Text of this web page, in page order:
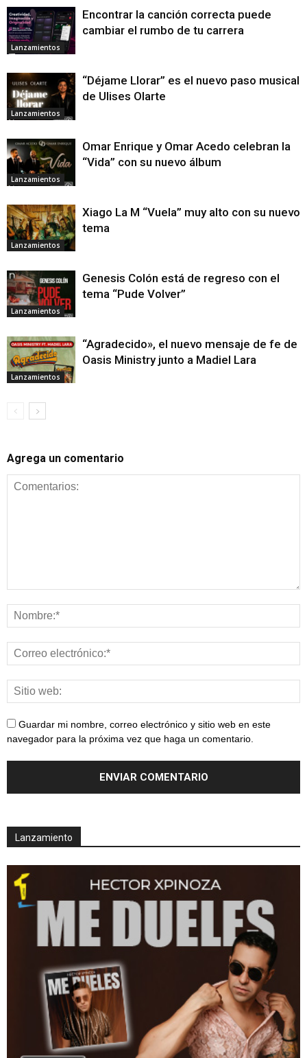
Lanzamientos
Encontrar la canción correcta puede
cambiar el rumbo de tu carrera
Lanzamientos
“Déjame Llorar” es el nuevo paso musical
de Ulises Olarte
Lanzamientos
Omar Enrique y Omar Acedo celebran la
“Vida” con su nuevo álbum
Lanzamientos
Xiago La M “Vuela” muy alto con su nuevo
tema
Lanzamientos
Genesis Colón está de regreso con el
tema “Pude Volver”
Lanzamientos
“Agradecido», el nuevo mensaje de fe de
Oasis Ministry junto a Madiel Lara
Agrega un comentario
Guardar mi nombre, correo electrónico y sitio web en este
navegador para la próxima vez que haga un comentario.
Lanzamiento